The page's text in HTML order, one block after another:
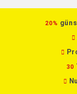
20%
30